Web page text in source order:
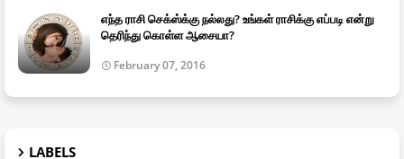
எந்த ராசி செக்ஸ்க்கு நல்லது? உங்கள் ராசிக்கு எப்படி என்று
தெரிந்து கொள்ள ஆசையா?
February 07, 2016
LABELS